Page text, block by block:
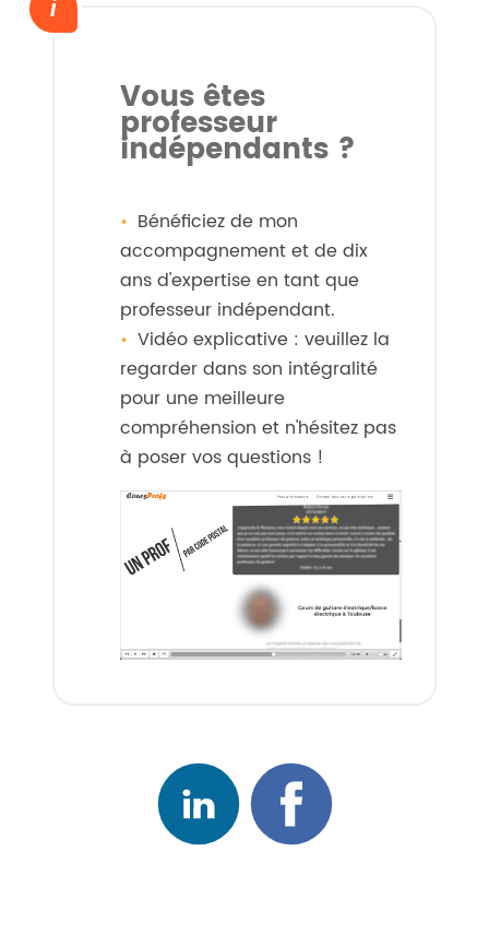
Vous êtes
professeur
indépendants ?
Bénéficiez de mon
accompagnement et de dix
ans d'expertise en tant que
professeur indépendant.
Vidéo explicative : veuillez la
regarder dans son intégralité
pour une meilleure
compréhension et n'hésitez pas
à poser vos questions !